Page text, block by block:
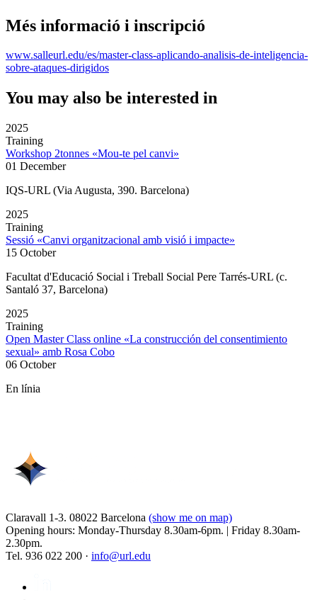
Més informació i inscripció
www.salleurl.edu/es/master-class-aplicando-analisis-de-inteligencia-
sobre-ataques-dirigidos
You may also be interested in
2025
Training
Workshop 2tonnes «Mou-te pel canvi»
01 December
IQS-URL (Via Augusta, 390. Barcelona)
2025
Training
Sessió «Canvi organitzacional amb visió i impacte»
15 October
Facultat d'Educació Social i Treball Social Pere Tarrés-URL (c.
Santaló 37, Barcelona)
2025
Training
Open Master Class online «La construcción del consentimiento
sexual» amb Rosa Cobo
06 October
En línia
Claravall 1-3. 08022 Barcelona (show me on map)
Opening hours: Monday-Thursday 8.30am-6pm. | Friday 8.30am-
2.30pm.
Tel. 936 022 200 · info@url.edu